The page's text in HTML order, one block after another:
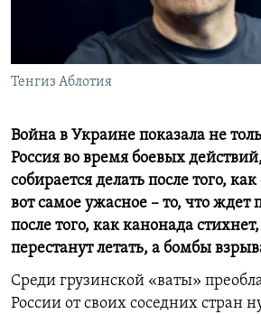
ГОЛОСА
ЧИТАЕМ ПРЕССУ
АРХИВ РАДИОПРОГРАММЫ
Все сайты РСЕ/РС
Тенгиз Аблотия
Война в Украине показала не
Россия во время боевых
собирается делать после того,
вот самое ужасное – то, что
после того, как канонада
перестанут летать, а бомбы
Среди грузинской «ваты»
России от своих соседних стран